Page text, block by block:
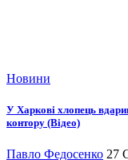
Новини
У Харкові хлопець
контору (Відео)
Павло Федосенко 27